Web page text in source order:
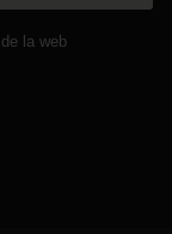
de la web